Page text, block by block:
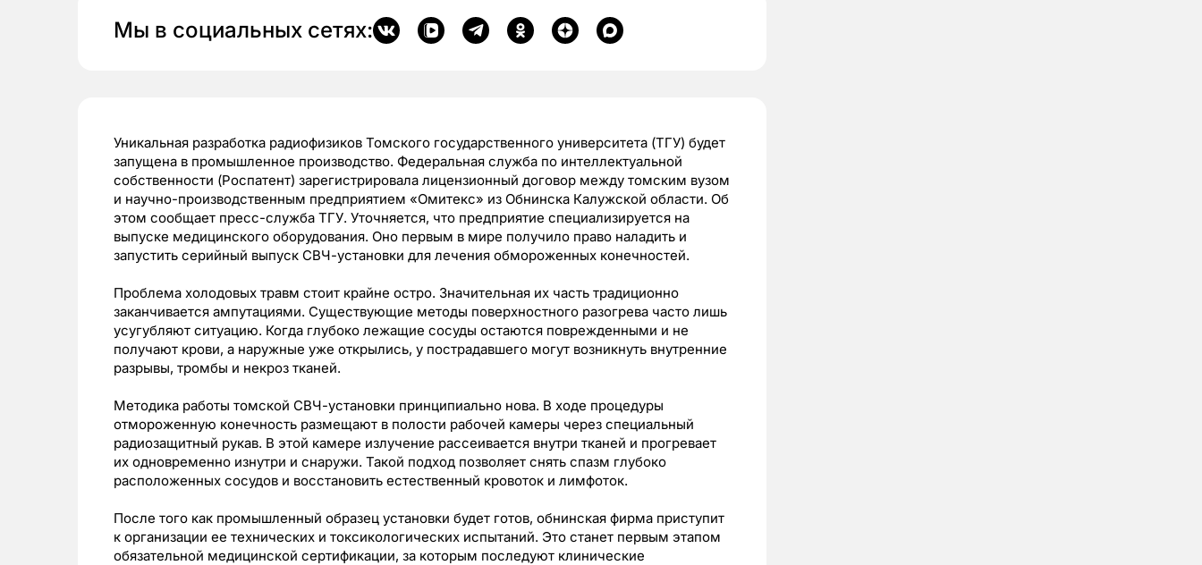
Мы в социальных сетях:
Уникальная разработка радиофизиков Томского государственного университета (ТГУ) будет
запущена в промышленное производство. Федеральная служба по интеллектуальной
собственности (Роспатент) зарегистрировала лицензионный договор между томским вузом
и научно-производственным предприятием «Омитекс» из Обнинска Калужской области. Об
этом сообщает пресс-служба ТГУ. Уточняется, что предприятие специализируется на
выпуске медицинского оборудования. Оно первым в мире получило право наладить и
запустить серийный выпуск СВЧ-установки для лечения обмороженных конечностей.
Проблема холодовых травм стоит крайне остро. Значительная их часть традиционно
заканчивается ампутациями. Существующие методы поверхностного разогрева часто лишь
усугубляют ситуацию. Когда глубоко лежащие сосуды остаются поврежденными и не
получают крови, а наружные уже открылись, у пострадавшего могут возникнуть внутренние
разрывы, тромбы и некроз тканей.
Методика работы томской СВЧ-установки принципиально нова. В ходе процедуры
отмороженную конечность размещают в полости рабочей камеры через специальный
радиозащитный рукав. В этой камере излучение рассеивается внутри тканей и прогревает
их одновременно изнутри и снаружи. Такой подход позволяет снять спазм глубоко
расположенных сосудов и восстановить естественный кровоток и лимфоток.
После того как промышленный образец установки будет готов, обнинская фирма приступит
к организации ее технических и токсикологических испытаний. Это станет первым этапом
обязательной медицинской сертификации, за которым последуют клинические